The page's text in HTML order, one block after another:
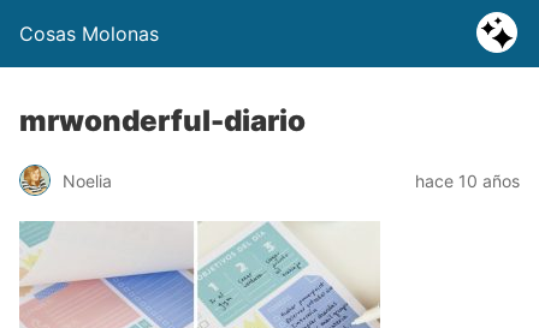
Cosas Molonas
mrwonderful-diario
Noelia hace 10 años